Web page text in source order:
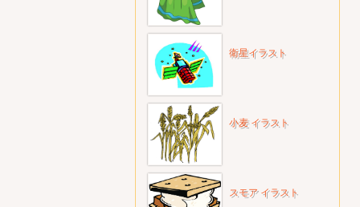
衛星イラスト
小麦 イラスト
スモア イラスト